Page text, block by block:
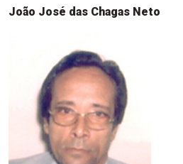
João José das Chagas Neto